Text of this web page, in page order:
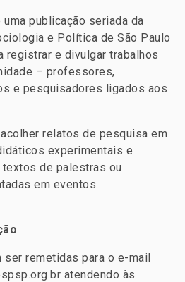
publicação seriada da
e Política de São Paulo
registrar e divulgar trabalhos
– professores,
e pesquisadores ligados aos
relatos de pesquisa em
experimentais e
de palestras ou
em eventos.
remetidas para o e-mail
atendendo às